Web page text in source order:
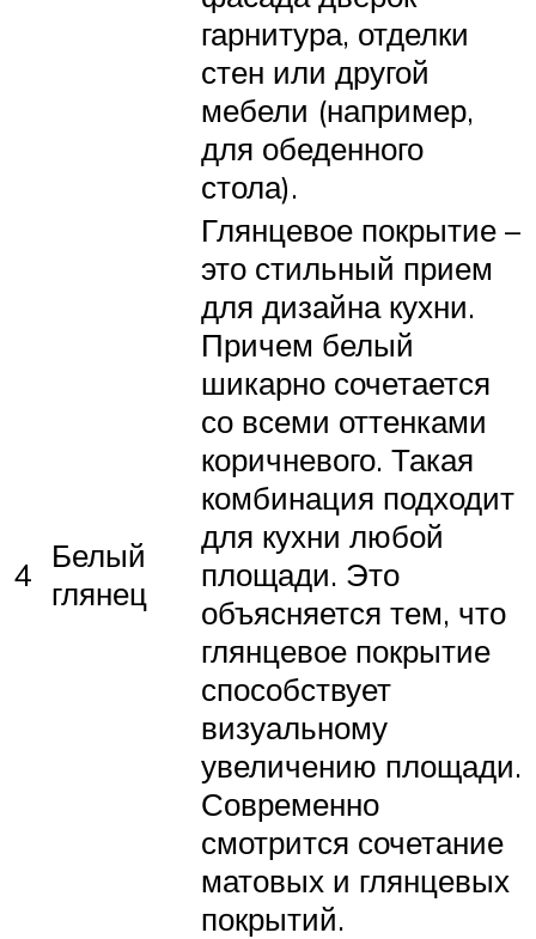
гарнитура, отделки
стен или другой
мебели (например,
для обеденного
стола).
4 Белый
глянец
Глянцевое покрытие –
это стильный прием
для дизайна кухни.
Причем белый
шикарно сочетается
со всеми оттенками
коричневого. Такая
комбинация подходит
для кухни любой
площади. Это
объясняется тем, что
глянцевое покрытие
способствует
визуальному
увеличению площади.
Современно
смотрится сочетание
матовых и глянцевых
покрытий.